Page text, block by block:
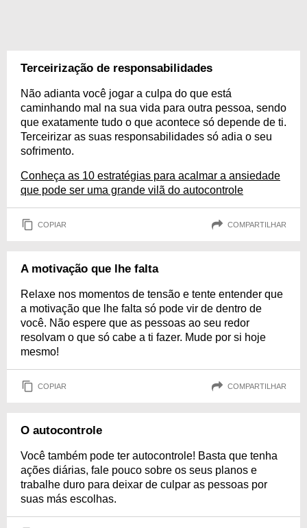
Terceirização de responsabilidades
Não adianta você jogar a culpa do que está
caminhando mal na sua vida para outra pessoa, sendo
que exatamente tudo o que acontece só depende de ti.
Terceirizar as suas responsabilidades só adia o seu
sofrimento.
Conheça as 10 estratégias para acalmar a ansiedade
que pode ser uma grande vilã do autocontrole
COPIAR COMPARTILHAR
A motivação que lhe falta
Relaxe nos momentos de tensão e tente entender que
a motivação que lhe falta só pode vir de dentro de
você. Não espere que as pessoas ao seu redor
resolvam o que só cabe a ti fazer. Mude por si hoje
mesmo!
COPIAR COMPARTILHAR
O autocontrole
Você também pode ter autocontrole! Basta que tenha
ações diárias, fale pouco sobre os seus planos e
trabalhe duro para deixar de culpar as pessoas por
suas más escolhas.